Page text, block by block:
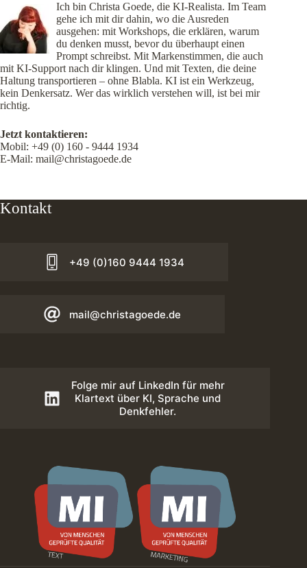
Ich bin Christa Goede, die KI-Realista. Im Team
gehe ich mit dir dahin, wo die Ausreden
ausgehen: mit Workshops, die erklären, warum
du denken musst, bevor du überhaupt einen
Prompt schreibst. Mit Markenstimmen, die auch
mit KI-Support nach dir klingen. Und mit Texten, die deine
Haltung transportieren – ohne Blabla. KI ist ein Werkzeug,
kein Denkersatz. Wer das wirklich verstehen will, ist bei mir
richtig.
Jetzt kontaktieren:
Mobil: +49 (0) 160 - 9444 1934
E-Mail: mail@christagoede.de
Kontakt
+49 (0)160 9444 1934
mail@christagoede.de
Folge mir auf LinkedIn für mehr
Klartext über KI, Sprache und
Denkfehler.